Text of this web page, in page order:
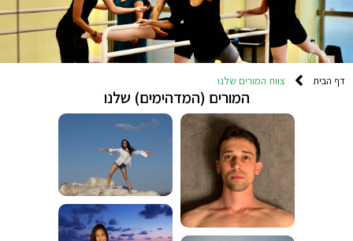
דף הבית צוות המורים שלנו
המורים (המדהימים) שלנו